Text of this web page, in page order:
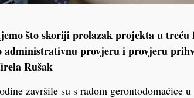
što skoriji prolazak projekta u
administrativnu provjeru i provjeru
Rušak
završile su s radom gerontodomaćice